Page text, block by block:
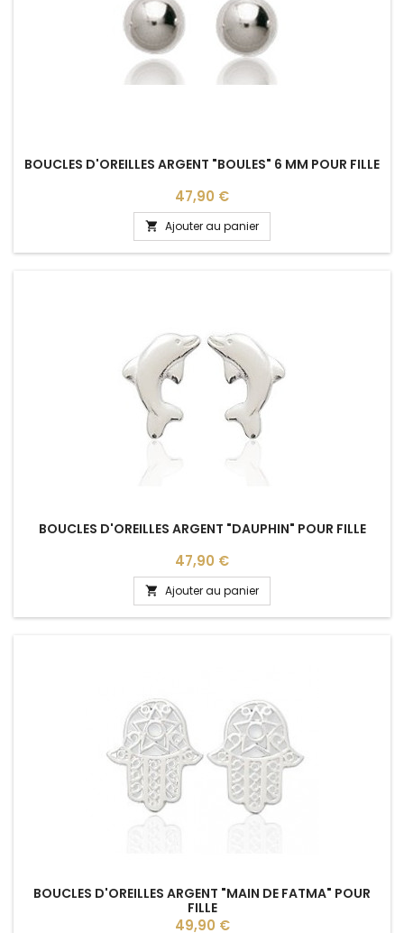
BOUCLES D'OREILLES ARGENT "BOULES" 6 MM POUR FILLE
Prix
47,90 €
 Ajouter au panier
BOUCLES D'OREILLES ARGENT "DAUPHIN" POUR FILLE
Prix
47,90 €
 Ajouter au panier
BOUCLES D'OREILLES ARGENT "MAIN DE FATMA" POUR
FILLE
Prix
49,90 €